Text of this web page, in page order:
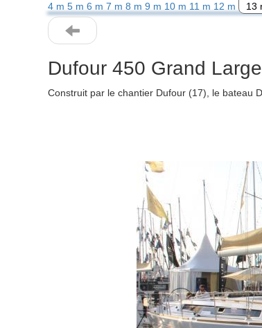
4 m 5 m 6 m 7 m 8 m 9 m 10 m 11 m 12 m 13
Dufour 450 Grand Large
Construit par le chantier Dufour (17), le bateau